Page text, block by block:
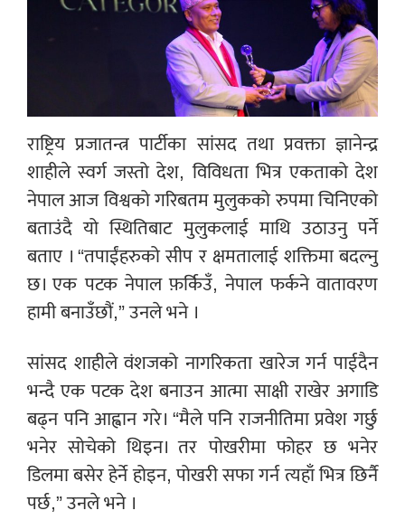
राष्ट्रिय प्रजातन्त्र पार्टीका सांसद तथा प्रवक्ता ज्ञानेन्द्र
शाहीले स्वर्ग जस्तो देश, विविधता भित्र एकताको देश
नेपाल आज विश्वको गरिबतम मुलुकको रुपमा चिनिएको
बताउंदै यो स्थितिबाट मुलुकलाई माथि उठाउनु पर्ने
बताए । “तपाईंहरुको सीप र क्षमतालाई शक्तिमा बदल्नु
छ। एक पटक नेपाल फ़र्किउँ, नेपाल फर्कने वातावरण
हामी बनाउँछौं,” उनले भने ।
सांसद शाहीले वंशजको नागरिकता खारेज गर्न पाईदैन
भन्दै एक पटक देश बनाउन आत्मा साक्षी राखेर अगाडि
बढ्न पनि आह्वान गरे। “मैले पनि राजनीतिमा प्रवेश गर्छु
भनेर सोचेको थिइन। तर पोखरीमा फोहर छ भनेर
डिलमा बसेर हेर्ने होइन, पोखरी सफा गर्न त्यहाँ भित्र छिर्नै
पर्छ,” उनले भने ।